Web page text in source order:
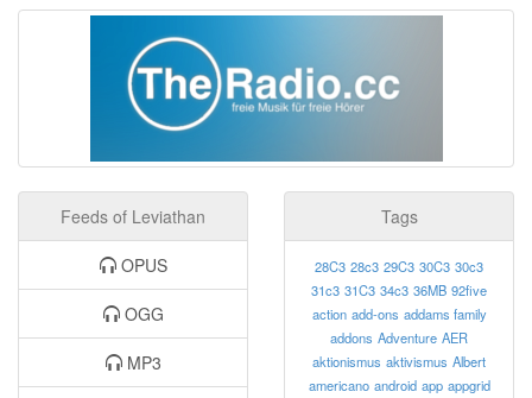
Feeds of Leviathan
OPUS
OGG
MP3
Tags
28C3 28c3 29C3 30C3 30c3
31c3 31C3 34c3 36MB 92five
action add-ons addams family
addons Adventure AER
aktionismus aktivismus Albert
americano android app appgrid